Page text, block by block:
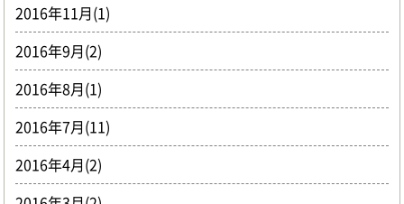
2016年11月(1)
2016年9月(2)
2016年8月(1)
2016年7月(11)
2016年4月(2)